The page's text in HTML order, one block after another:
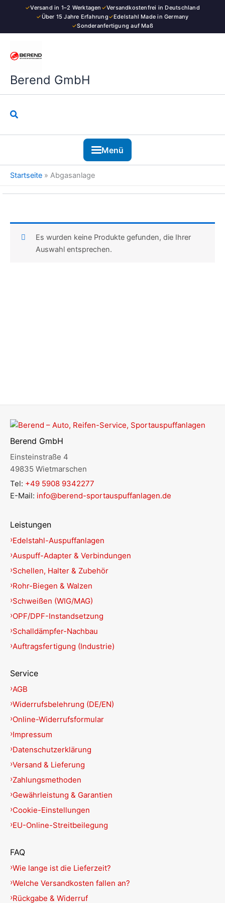
✓Versand in 1–2 Werktagen ✓Versandkostenfrei in Deutschland
✓Über 15 Jahre Erfahrung✓Edelstahl Made in Germany
✓Sonderanfertigung auf Maß
Berend GmbH
Suchen
Menü
Startseite » Abgasanlage
Es wurden keine Produkte gefunden, die Ihrer
Auswahl entsprechen.
Berend GmbH
Einsteinstraße 4
49835 Wietmarschen
Tel: +49 5908 9342277
E-Mail: info@berend-sportauspuffanlagen.de
Leistungen
Edelstahl-Auspuffanlagen
Auspuff-Adapter & Verbindungen
Schellen, Halter & Zubehör
Rohr-Biegen & Walzen
Schweißen (WIG/MAG)
OPF/DPF-Instandsetzung
Schalldämpfer-Nachbau
Auftragsfertigung (Industrie)
Service
AGB
Widerrufsbelehrung (DE/EN)
Online-Widerrufsformular
Impressum
Datenschutzerklärung
Versand & Lieferung
Zahlungsmethoden
Gewährleistung & Garantien
Cookie-Einstellungen
EU-Online-Streitbeilegung
FAQ
Wie lange ist die Lieferzeit?
Welche Versandkosten fallen an?
Rückgabe & Widerruf